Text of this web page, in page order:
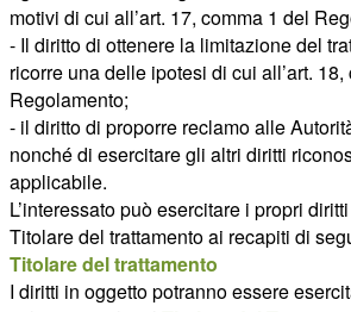
motivi di cui all’art. 17, comma 1 del
- Il diritto di ottenere la limitazione del
ricorre una delle ipotesi di cui all’art.
Regolamento;
- il diritto di proporre reclamo alle
nonché di esercitare gli altri diritti
applicabile.
L’interessato può esercitare i propri
Titolare del trattamento ai recapiti di
Titolare del trattamento
I diritti in oggetto potranno essere